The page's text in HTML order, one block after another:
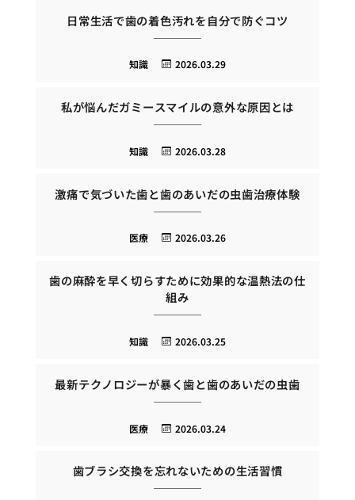
日常生活で歯の着色汚れを自分で防ぐコツ
2026.03.29
知識
私が悩んだガミースマイルの意外な原因とは
2026.03.28
知識
激痛で気づいた歯と歯のあいだの虫歯治療体験
2026.03.26
医療
歯の麻酔を早く切らすために効果的な温熱法の仕
組み
2026.03.25
知識
最新テクノロジーが暴く歯と歯のあいだの虫歯
2026.03.24
医療
歯ブラシ交換を忘れないための生活習慣